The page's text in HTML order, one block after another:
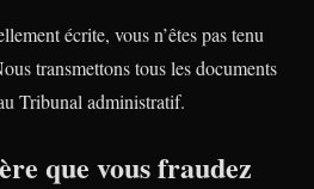
écrite, vous n’êtes pas tenu
transmettons tous les documents
Tribunal administratif.
que vous fraudez